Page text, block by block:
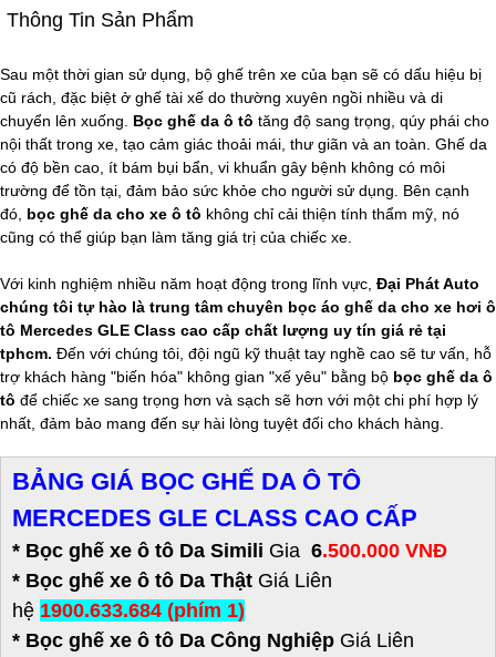
Thông Tin Sản Phẩm
Sau một thời gian sử dụng, bộ ghế trên xe của bạn sẽ có dấu hiệu bị
cũ rách, đặc biệt ở ghế tài xế do thường xuyên ngồi nhiều và di
chuyển lên xuống. Bọc ghế da ô tô tăng độ sang trọng, qúy phái cho
nội thất trong xe, tạo cảm giác thoải mái, thư giãn và an toàn. Ghế da
có độ bền cao, ít bám bụi bẩn, vi khuẩn gây bệnh không có môi
trường để tồn tại, đảm bảo sức khỏe cho người sử dụng. Bên cạnh
đó, bọc ghế da cho xe ô tô không chỉ cải thiện tính thẩm mỹ, nó
cũng có thể giúp bạn làm tăng giá trị của chiếc xe.
Với kinh nghiệm nhiều năm hoạt động trong lĩnh vực, Đại Phát Auto
chúng tôi tự hào là trung tâm chuyên bọc áo ghế da cho xe hơi ô
tô Mercedes GLE Class cao cấp chất lượng uy tín giá rẻ tại
tphcm. Đến với chúng tôi, đội ngũ kỹ thuật tay nghề cao sẽ tư vấn, hỗ
trợ khách hàng "biến hóa" không gian "xế yêu" bằng bộ bọc ghế da ô
tô để chiếc xe sang trọng hơn và sạch sẽ hơn với một chi phí hợp lý
nhất, đảm bảo mang đến sự hài lòng tuyệt đối cho khách hàng.
BẢNG GIÁ BỌC GHẾ DA Ô TÔ
MERCEDES GLE CLASS CAO CẤP
* Bọc ghế xe ô tô Da Simili Gia 6.500.000 VNĐ
* Bọc ghế xe ô tô Da Thật Giá Liên
hệ 1900.633.684 (phím 1)
* Bọc ghế xe ô tô Da Công Nghiệp Giá Liên